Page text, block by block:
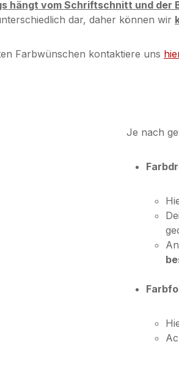
hängt vom Schriftschnitt und der
dar, daher können wir
Farbwünschen kontaktiere uns
Je nach